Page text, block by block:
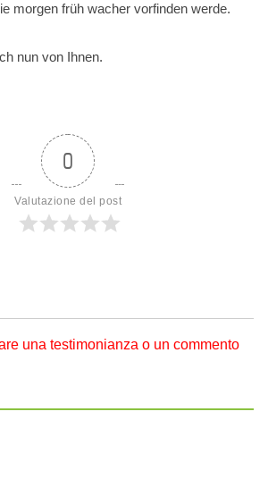
morgen früh wacher vorfinden werde.
nun von Ihnen.
0
Valutazione del post
una testimonianza o un commento